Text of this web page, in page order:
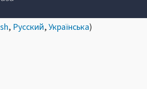
, Русский,Українська)